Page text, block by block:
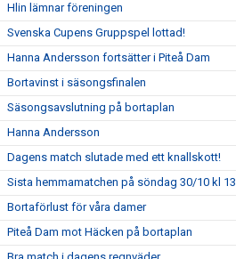
Hlin lämnar föreningen
Svenska Cupens Gruppspel lottad!
Hanna Andersson fortsätter i Piteå Dam
Bortavinst i säsongsfinalen
Säsongsavslutning på bortaplan
Hanna Andersson
Dagens match slutade med ett knallskott!
Sista hemmamatchen på söndag 30/10 kl 13
Bortaförlust för våra damer
Piteå Dam mot Häcken på bortaplan